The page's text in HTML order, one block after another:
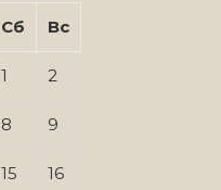
Сб Вс
1 2
8 9
15 16